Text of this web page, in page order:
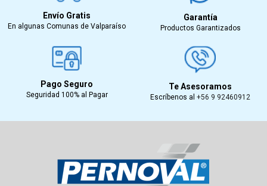
Envío Gratis
En algunas Comunas de Valparaíso
Garantía
Productos Garantizados
Pago Seguro
Seguridad 100% al Pagar
Te Asesoramos
Escríbenos al +56 9 92460912